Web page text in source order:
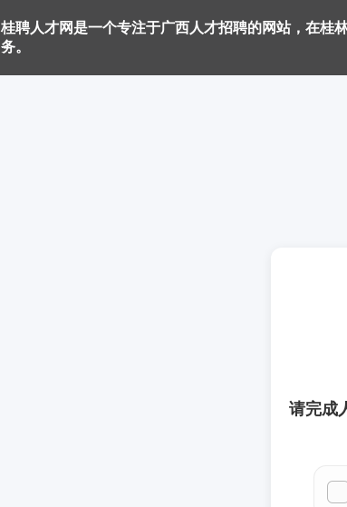
桂聘人才网是一个专注于广西人才招聘的网站，在桂
务。
请完成